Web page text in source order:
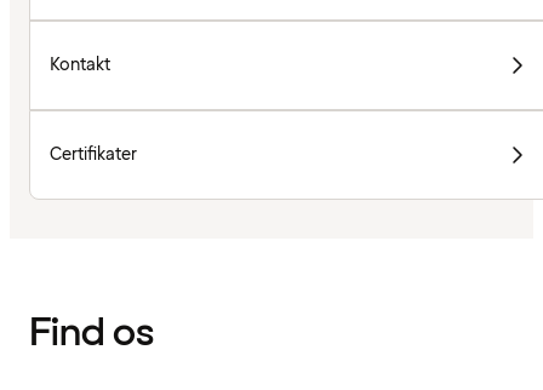
Kontakt
Certifikater
Find os